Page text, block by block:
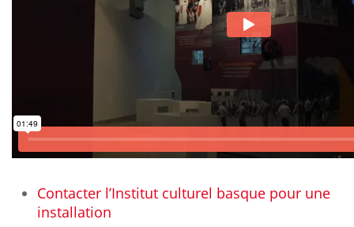
Contacter l’Institut culturel basque pour une
installation